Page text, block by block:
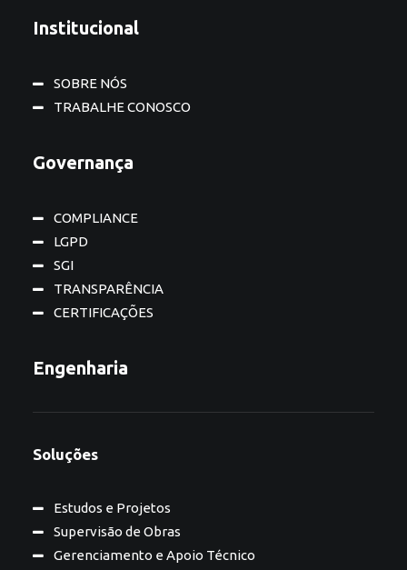
Institucional
SOBRE NÓS
TRABALHE CONOSCO
Governança
COMPLIANCE
LGPD
SGI
TRANSPARÊNCIA
CERTIFICAÇÕES
Engenharia
Soluções
Estudos e Projetos
Supervisão de Obras
Gerenciamento e Apoio Técnico